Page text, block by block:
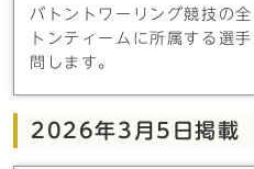
バトントワーリング競技の
トンティームに所属する選
問します。
2026年3月5日掲載